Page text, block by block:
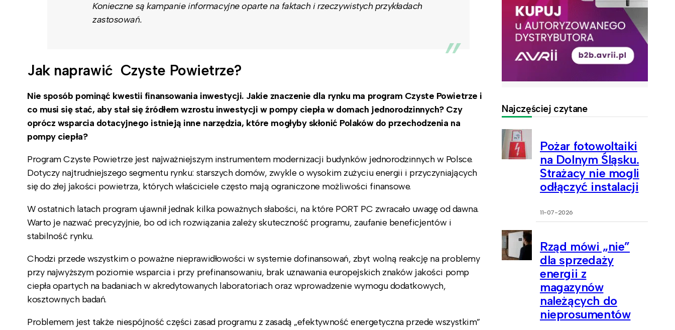
Konieczne są kampanie informacyjne oparte na faktach i rzeczywistych przykładach
zastosowań.
Jak naprawić Czyste Powietrze?
Nie sposób pominąć kwestii finansowania inwestycji. Jakie znaczenie dla rynku ma program Czyste Powietrze i
co musi się stać, aby stał się źródłem wzrostu inwestycji w pompy ciepła w domach jednorodzinnych? Czy
oprócz wsparcia dotacyjnego istnieją inne narzędzia, które mogłyby skłonić Polaków do przechodzenia na
pompy ciepła?
Program Czyste Powietrze jest najważniejszym instrumentem modernizacji budynków jednorodzinnych w Polsce.
Dotyczy najtrudniejszego segmentu rynku: starszych domów, zwykle o wysokim zużyciu energii i przyczyniających
się do złej jakości powietrza, których właściciele często mają ograniczone możliwości finansowe.
W ostatnich latach program ujawnił jednak kilka poważnych słabości, na które PORT PC zwracało uwagę od dawna.
Warto je nazwać precyzyjnie, bo od ich rozwiązania zależy skuteczność programu, zaufanie beneficjentów i
stabilność rynku.
Chodzi przede wszystkim o poważne nieprawidłowości w systemie dofinansowań, zbyt wolną reakcję na problemy
przy najwyższym poziomie wsparcia i przy prefinansowaniu, brak uznawania europejskich znaków jakości pomp
ciepła opartych na badaniach w akredytowanych laboratoriach oraz wprowadzenie wymogu dodatkowych,
kosztownych badań.
Problemem jest także niespójność części zasad programu z zasadą „efektywność energetyczna przede wszystkim”
Najczęściej czytane
Pożar fotowoltaiki
na Dolnym Śląsku.
Strażacy nie mogli
odłączyć instalacji
11-07-2026
Rząd mówi „nie”
dla sprzedaży
energii z
magazynów
należących do
nieprosumentów